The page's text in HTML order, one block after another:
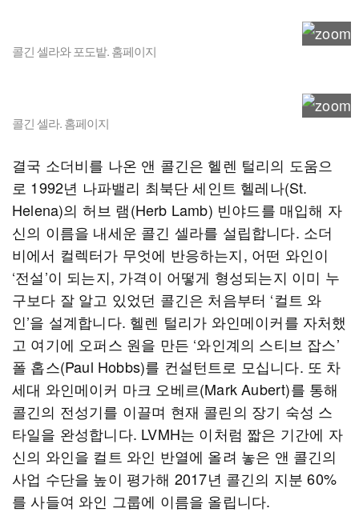
콜긴 셀라와 포도밭. 홈페이지
콜긴 셀라. 홈페이지
결국 소더비를 나온 앤 콜긴은 헬렌 털리의 도움으
로 1992년 나파밸리 최북단 세인트 헬레나(St.
Helena)의 허브 램(Herb Lamb) 빈야드를 매입해 자
신의 이름을 내세운 콜긴 셀라를 설립합니다. 소더
비에서 컬렉터가 무엇에 반응하는지, 어떤 와인이
‘전설’이 되는지, 가격이 어떻게 형성되는지 이미 누
구보다 잘 알고 있었던 콜긴은 처음부터 ‘컬트 와
인’을 설계합니다. 헬렌 털리가 와인메이커를 자처했
고 여기에 오퍼스 원을 만든 ‘와인계의 스티브 잡스’
폴 홉스(Paul Hobbs)를 컨설턴트로 모십니다. 또 차
세대 와인메이커 마크 오베르(Mark Aubert)를 통해
콜긴의 전성기를 이끌며 현재 콜린의 장기 숙성 스
타일을 완성합니다. LVMH는 이처럼 짧은 기간에 자
신의 와인을 컬트 와인 반열에 올려 놓은 앤 콜긴의
사업 수단을 높이 평가해 2017년 콜긴의 지분 60%
를 사들여 와인 그룹에 이름을 올립니다.